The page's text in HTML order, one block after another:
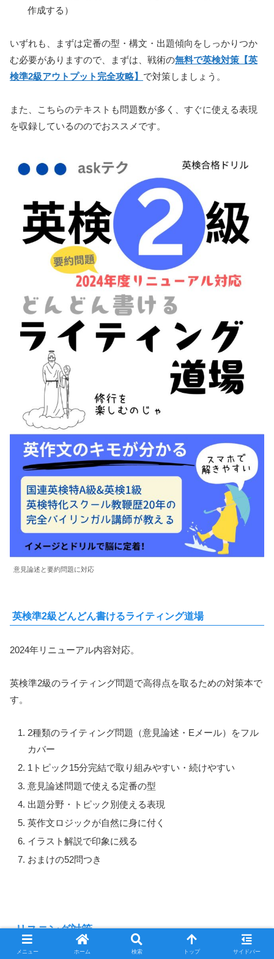
作成する）
いずれも、まずは定番の型・構文・出題傾向をしっかりつか
む必要がありますので、まずは、戦術の無料で英検対策【英
検準2級アウトプット完全攻略】 で対策しましょう。
また、こちらのテキストも問題数が多く、すぐに使える表現
を収録しているののでおススメです。
意見論述と要約問題に対応
英検準2級どんどん書けるライティング道場
2024年リニューアル内容対応。
英検準2級のライティング問題で高得点を取るための対策本で
す。
2種類のライティング問題（意見論述・Eメール）をフル
カバー
1トピック15分完結で取り組みやすい・続けやすい
意見論述問題で使える定番の型
出題分野・トピック別使える表現
英作文ロジックが自然に身に付く
イラスト解説で印象に残る
おまけの52問つき
リスニング対策
メニュー ホーム 検索 トップ サイドバー